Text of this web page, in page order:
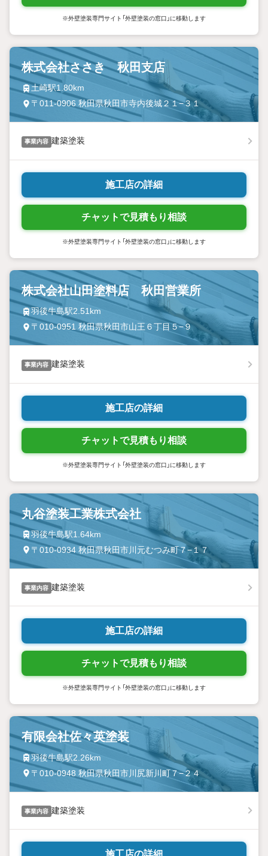
※外壁塗装専門サイト「外壁塗装の窓口」に移動します
株式会社ささき 秋田支店
土崎駅1.80km
〒011-0906 秋田県秋田市寺内後城２１−３１
事業内容 建築塗装
施工店の詳細
チャットで見積もり相談
※外壁塗装専門サイト「外壁塗装の窓口」に移動します
株式会社山田塗料店 秋田営業所
羽後牛島駅2.51km
〒010-0951 秋田県秋田市山王６丁目５−９
事業内容 建築塗装
施工店の詳細
チャットで見積もり相談
※外壁塗装専門サイト「外壁塗装の窓口」に移動します
丸谷塗装工業株式会社
羽後牛島駅1.64km
〒010-0934 秋田県秋田市川元むつみ町７−１７
事業内容 建築塗装
施工店の詳細
チャットで見積もり相談
※外壁塗装専門サイト「外壁塗装の窓口」に移動します
有限会社佐々英塗装
羽後牛島駅2.26km
〒010-0948 秋田県秋田市川尻新川町７−２４
事業内容 建築塗装